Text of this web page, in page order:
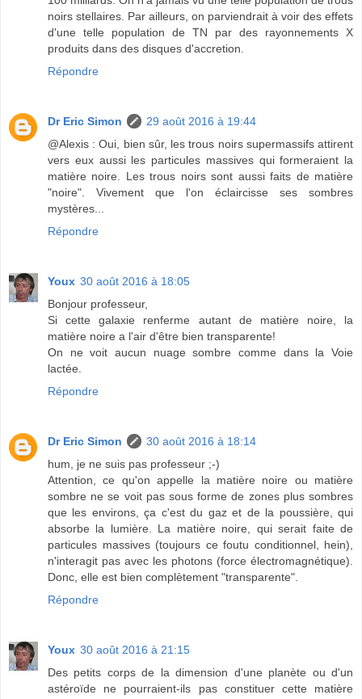
noirs stellaires. Par ailleurs, on parviendrait à voir des effets
d'une telle population de TN par des rayonnements X
produits dans des disques d'accretion.
Répondre
Dr Eric Simon
29 août 2016 à 19:44
@Alexis : Oui, bien sûr, les trous noirs supermassifs attirent
vers eux aussi les particules massives qui formeraient la
matière noire. Les trous noirs sont aussi faits de matière
"noire". Vivement que l'on éclaircisse ses sombres
mystères...
Répondre
Youx 30 août 2016 à 18:05
Bonjour professeur,
Si cette galaxie renferme autant de matière noire, la
matière noire a l'air d'être bien transparente!
On ne voit aucun nuage sombre comme dans la Voie
lactée.
Répondre
Dr Eric Simon
30 août 2016 à 18:14
hum, je ne suis pas professeur ;-)
Attention, ce qu'on appelle la matière noire ou matière
sombre ne se voit pas sous forme de zones plus sombres
que les environs, ça c'est du gaz et de la poussière, qui
absorbe la lumière. La matière noire, qui serait faite de
particules massives (toujours ce foutu conditionnel, hein),
n'interagit pas avec les photons (force électromagnétique).
Donc, elle est bien complètement "transparente".
Répondre
Youx 30 août 2016 à 21:15
Des petits corps de la dimension d'une planète ou d'un
astéroïde ne pourraient-ils pas constituer cette matière